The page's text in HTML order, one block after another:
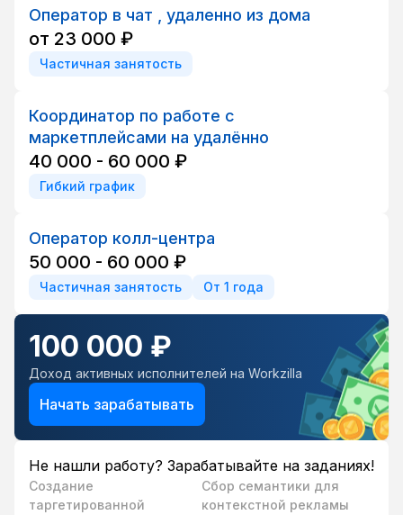
Оператор в чат , удаленно из дома
от 23 000 ₽
Частичная занятость
Координатор по работе с
маркетплейсами на удалённо
40 000 - 60 000 ₽
Гибкий график
Оператор колл-центра
50 000 - 60 000 ₽
Частичная занятость От 1 года
100 000 ₽
Доход активных исполнителей на Workzilla
Начать зарабатывать
Не нашли работу? Зарабатывайте на заданиях!
Создание
таргетированной
Сбор семантики для
контекстной рекламы